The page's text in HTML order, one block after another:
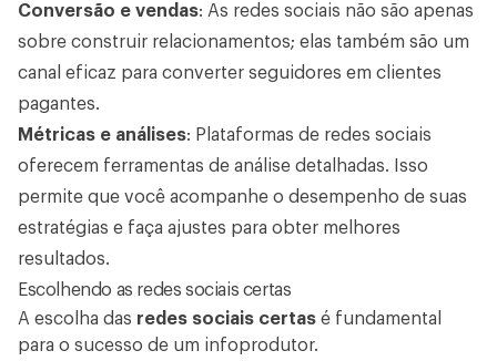
Conversão e vendas: As redes sociais não são apenas
sobre construir relacionamentos; elas também são um
canal eficaz para converter seguidores em clientes
pagantes.
Métricas e análises: Plataformas de redes sociais
oferecem ferramentas de análise detalhadas. Isso
permite que você acompanhe o desempenho de suas
estratégias e faça ajustes para obter melhores
resultados.
Escolhendo as redes sociais certas
A escolha das redes sociais certas é fundamental
para o sucesso de um infoprodutor.